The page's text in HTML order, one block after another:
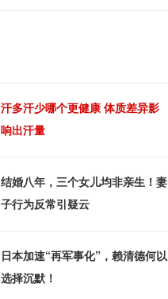
汗多汗少哪个更健康 体质差异影
响出汗量
结婚八年，三个女儿均非亲生！妻
子行为反常引疑云
日本加速“再军事化”，赖清德何以
选择沉默！